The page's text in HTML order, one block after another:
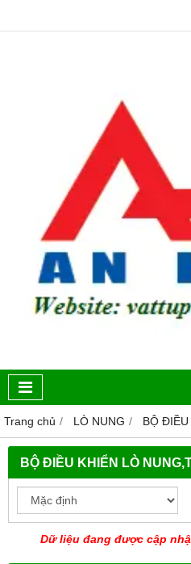
Trang chủ LÒ NUNG BỘ ĐIỀU
BỘ ĐIỀU KHIỂN LÒ
Dữ liệu đang được cập